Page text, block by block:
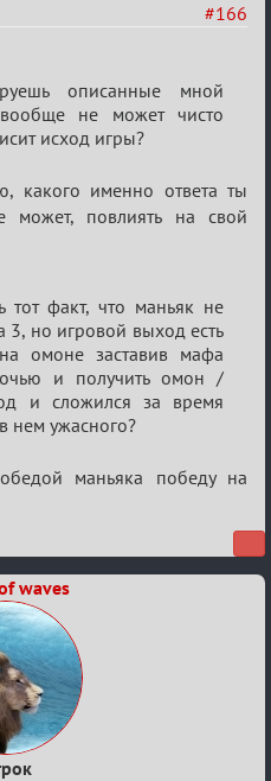
#166
описанные мной
не может чисто
исход игры?
какого именно ответа ты
может, повлиять на свой
тот факт, что маньяк не
3, но игровой выход есть
омоне заставив мафа
и получить омон /
и сложился за время
нем ужасного?
маньяка победу на
waves